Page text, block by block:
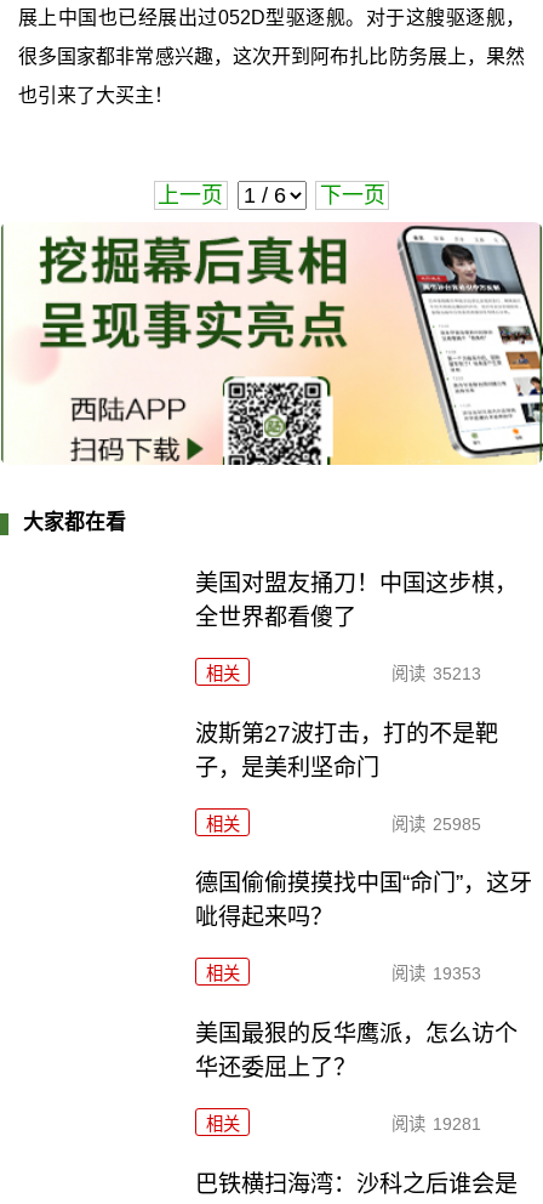
展上中国也已经展出过052D型驱逐舰。对于这艘驱逐舰，
很多国家都非常感兴趣，这次开到阿布扎比防务展上，果然
也引来了大买主！
上一页 下一页
大家都在看
美国对盟友捅刀！中国这步棋，
全世界都看傻了
相关 阅读 35213
波斯第27波打击，打的不是靶
子，是美利坚命门
相关 阅读 25985
德国偷偷摸摸找中国“命门”，这牙
呲得起来吗？
相关 阅读 19353
美国最狠的反华鹰派，怎么访个
华还委屈上了？
相关 阅读 19281
巴铁横扫海湾：沙科之后谁会是